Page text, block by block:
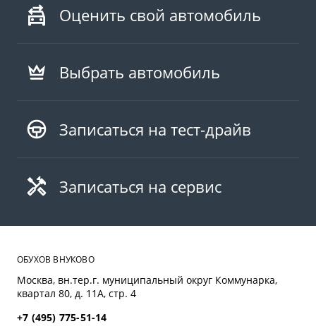
Оценить свой автомобиль
Выбрать автомобиль
Записаться на тест-драйв
Записаться на сервис
ОБУХОВ ВНУКОВО
Москва, вн.тер.г. муниципальный округ Коммунарка,
квартал 80, д. 11А, стр. 4
+7 (495) 775-51-14